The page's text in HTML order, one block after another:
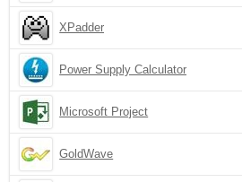
XPadder
Power Supply Calculator
Microsoft Project
GoldWave